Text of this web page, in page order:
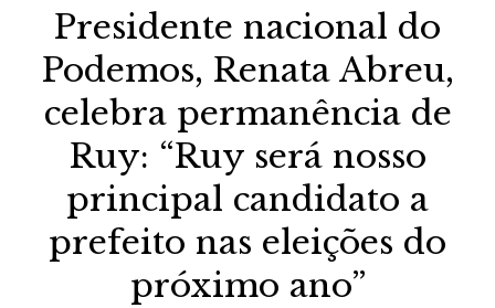
Presidente nacional do
Podemos, Renata Abreu,
celebra permanência de
Ruy: “Ruy será nosso
principal candidato a
prefeito nas eleições do
próximo ano”